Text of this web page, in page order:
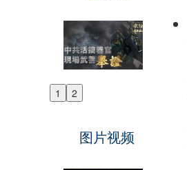
1 2
Previous
图片视频